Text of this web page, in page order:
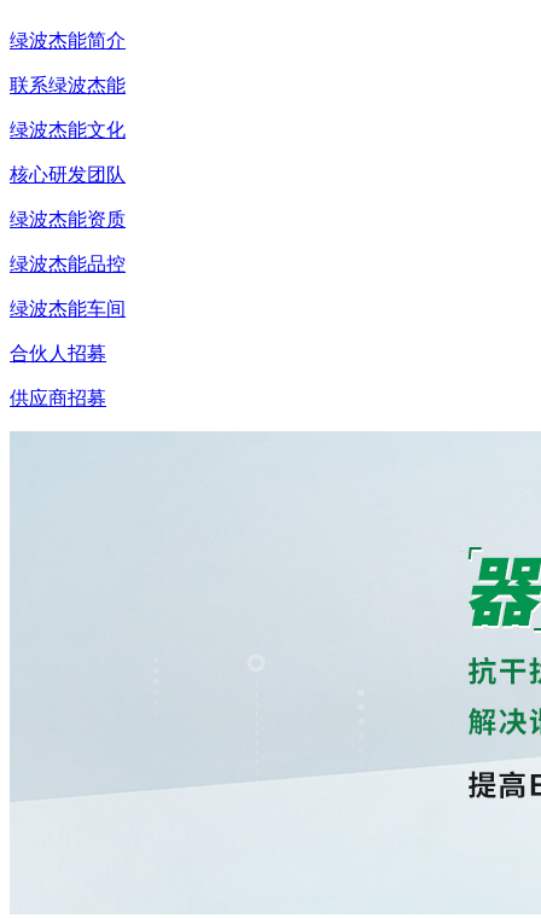
绿波杰能简介
联系绿波杰能
绿波杰能文化
核心研发团队
绿波杰能资质
绿波杰能品控
绿波杰能车间
合伙人招募
供应商招募